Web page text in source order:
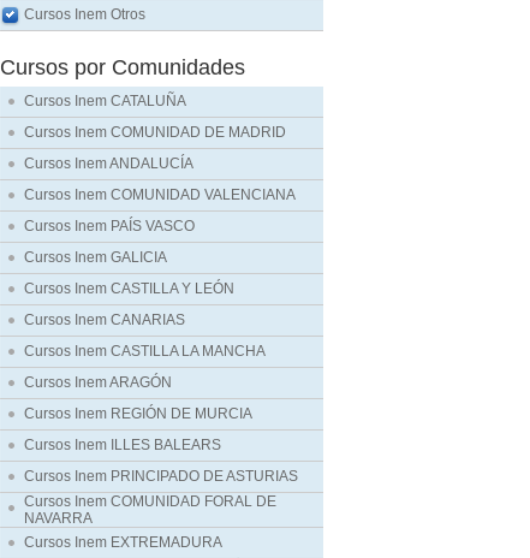
Cursos Inem Otros
Cursos por Comunidades
Cursos Inem CATALUÑA
Cursos Inem COMUNIDAD DE MADRID
Cursos Inem ANDALUCÍA
Cursos Inem COMUNIDAD VALENCIANA
Cursos Inem PAÍS VASCO
Cursos Inem GALICIA
Cursos Inem CASTILLA Y LEÓN
Cursos Inem CANARIAS
Cursos Inem CASTILLA LA MANCHA
Cursos Inem ARAGÓN
Cursos Inem REGIÓN DE MURCIA
Cursos Inem ILLES BALEARS
Cursos Inem PRINCIPADO DE ASTURIAS
Cursos Inem COMUNIDAD FORAL DE
NAVARRA
Cursos Inem EXTREMADURA